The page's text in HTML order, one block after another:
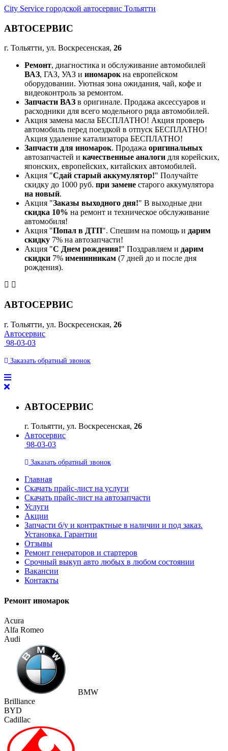
City Service городской автосервис Тольятти
АВТОСЕРВИС
г. Тольятти, ул. Воскресенская, 26
Ремонт, диагностика и обслуживание автомобилей
ВАЗ, ГАЗ, УАЗ и иномарокна европейском
оборудовании. Уютная зона ожидания, чай, кофе и
видеоконтроль за ремонтом.
Запчасти ВАЗ в оригинале. Продажа аксессуаров и
расходники для всего модельного ряда автомобилей.
Акция замена масла БЕСПЛАТНО! Акция проверь
автомобиль перед поездкой в отпуск БЕСПЛАТНО!
Акция удаление катализатора БЕСПЛАТНО!
Запчасти для иномарок. Продажа оригинальных
автозапчастей и качественные аналоги для корейских,
японских, европейских, китайских автомобилей.
Акция "Сдай старый аккумулятор!" Получайте
скидку до 1000 руб. при замене старого аккумулятора
на новый.
Акция "Заказы выходного дня!" В выходные дни
скидка 10% на ремонт и техническое обслуживание
автомобиля!
Акция "Попал в ДТП". Спешим на помощь и дарим
скидку 7% на автозапчасти!
Акция "С Днем рождения!" Поздравляем и дарим
скидки 7% именинникам (7 дней до и после дня
рождения).
АВТОСЕРВИС
г. Тольятти, ул. Воскресенская, 26
Автосервис
98-03-03
Заказать обратный звонок
АВТОСЕРВИС
г. Тольятти, ул. Воскресенская, 26
Автосервис
98-03-03
Заказать обратный звонок
Главная
Скачать прайс-лист на услуги
Скачать прайс-лист на автозапчасти
Услуги
Акции
Запчасти б/у и контрактные в наличии и под заказ.
Установка. Гарантии
Отзывы
Ремонт генераторов и стартеров
Cрочный выкуп авто любых в любом состоянии
Вакансии
Контакты
Ремонт иномарок
Acura
Alfa Romeo
Audi
BMW
Brilliance
BYD
Cadillac